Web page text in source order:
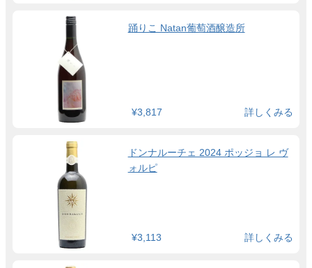
踊りこ Natan葡萄酒醸造所
¥3,817 詳しくみる
ドンナルーチェ 2024 ポッジョ レ ヴ
ォルピ
¥3,113 詳しくみる